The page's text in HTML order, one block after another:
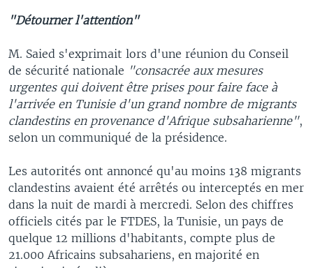
"Détourner l'attention"
M. Saied s'exprimait lors d'une réunion du Conseil
de sécurité nationale "consacrée aux mesures
urgentes qui doivent être prises pour faire face à
l'arrivée en Tunisie d'un grand nombre de migrants
clandestins en provenance d'Afrique subsaharienne",
selon un communiqué de la présidence.
Les autorités ont annoncé qu'au moins 138 migrants
clandestins avaient été arrêtés ou interceptés en mer
dans la nuit de mardi à mercredi. Selon des chiffres
officiels cités par le FTDES, la Tunisie, un pays de
quelque 12 millions d'habitants, compte plus de
21.000 Africains subsahariens, en majorité en